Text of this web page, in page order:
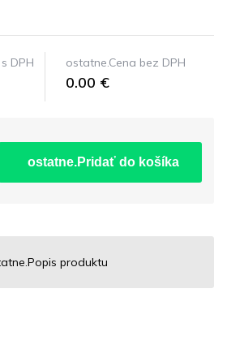
DPH ostatne.Cena bez DPH
0.00 €
ostatne.Pridať do košíka
produktu